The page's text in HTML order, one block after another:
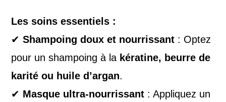
Les soins essentiels :
✔Shampoing doux et nourrissant : Optez
pour un shampoing à la kératine, beurre de
karité ou huile d’argan.
✔ Masque ultra-nourrissant : Appliquez un